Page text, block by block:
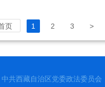
页 1 2 3 >
中共西藏自治区党委政法委员